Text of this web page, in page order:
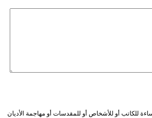
للكاتب أو للأشخاص أو للمقدسات أو مهاجمة الأديان